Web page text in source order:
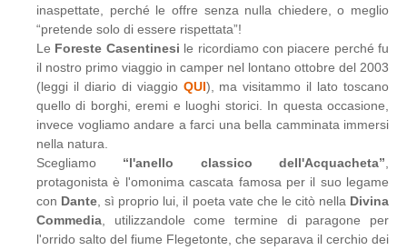
inaspettate, perché le offre senza nulla chiedere, o meglio
“pretende solo di essere rispettata”!
Le Foreste Casentinesi le ricordiamo con piacere perché fu
il nostro primo viaggio in camper nel lontano ottobre del 2003
(leggi il diario di viaggio QUI), ma visitammo il lato toscano
quello di borghi, eremi e luoghi storici. In questa occasione,
invece vogliamo andare a farci una bella camminata immersi
nella natura.
Scegliamo “l'anello classico dell'Acquacheta”,
protagonista è l'omonima cascata famosa per il suo legame
con Dante, sì proprio lui, il poeta vate che le citò nella Divina
Commedia, utilizzandole come termine di paragone per
l'orrido salto del fiume Flegetonte, che separava il cerchio dei